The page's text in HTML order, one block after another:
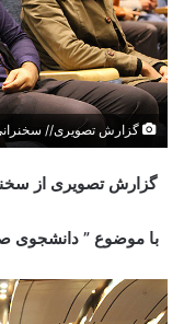
گزارش تصویری//
گزارش تصویری از
با موضوع ” دانشجوی